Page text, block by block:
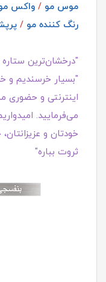
موس مو / واکس
رنگ کننده مو /
"درخشان‌ترین
"بسیار خرسندیم و
اینترنتی و حضوری
می‌فرمایید.
خودتان و
ثروت بباره"